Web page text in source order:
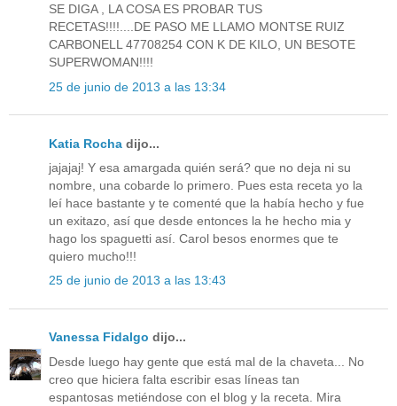
SE DIGA , LA COSA ES PROBAR TUS
RECETAS!!!!....DE PASO ME LLAMO MONTSE RUIZ
CARBONELL 47708254 CON K DE KILO, UN BESOTE
SUPERWOMAN!!!!
25 de junio de 2013 a las 13:34
Katia Rocha dijo...
jajajaj! Y esa amargada quién será? que no deja ni su
nombre, una cobarde lo primero. Pues esta receta yo la
leí hace bastante y te comenté que la había hecho y fue
un exitazo, así que desde entonces la he hecho mia y
hago los spaguetti así. Carol besos enormes que te
quiero mucho!!!
25 de junio de 2013 a las 13:43
Vanessa Fidalgo dijo...
Desde luego hay gente que está mal de la chaveta... No
creo que hiciera falta escribir esas líneas tan
espantosas metiéndose con el blog y la receta. Mira